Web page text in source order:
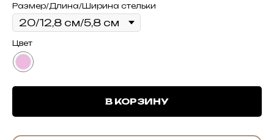
Размер/Длина/Ширина стельки
Цвет
В КОРЗИНУ